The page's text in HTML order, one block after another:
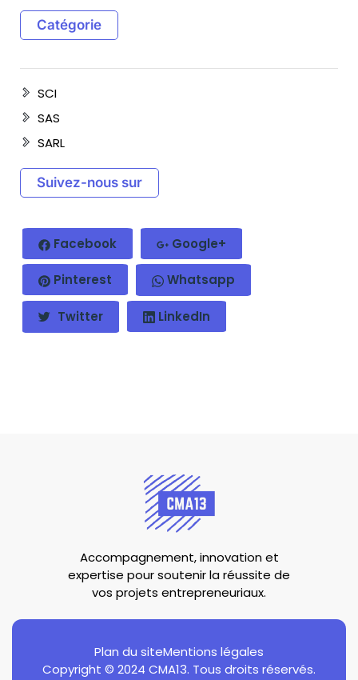
Catégorie
SCI
SAS
SARL
Suivez-nous sur
Facebook Google+
Pinterest Whatsapp
Twitter LinkedIn
Accompagnement, innovation et
expertise pour soutenir la réussite de
vos projets entrepreneuriaux.
Plan du siteMentions légales
Copyright © 2024 CMA13. Tous droits réservés.